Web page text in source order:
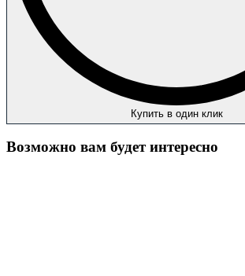
Купить в один клик
Возможно вам будет интересно